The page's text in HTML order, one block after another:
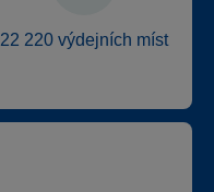
22 220 výdejních míst